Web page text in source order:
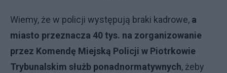
Wiemy, że w policji występują braki kadrowe, a
miasto przeznacza 40 tys. na zorganizowanie
przez Komendę Miejską Policji w Piotrkowie
Trybunalskim służb ponadnormatywnych, żeby